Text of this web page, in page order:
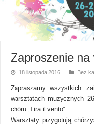
Zaproszenie
18 listopada 2016 Bez
Zapraszamy wszystkich
warsztatach muzycznych
chóru „Tira il vento”.
Warsztaty przygotują